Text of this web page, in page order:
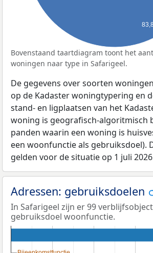
Bovenstaand taartdiagram toont het
woningen naar type in Safarigeel.
De gegevens over soorten
op de Kadaster woningtypering en
stand- en ligplaatsen van het
woning is geografisch-algoritmisch
panden waarin een woning is
een woonfunctie als gebruiksdoel).
gelden voor de situatie op 1 juli
Adressen: gebruiksdoelen
In Safarigeel zijn er 99
gebruiksdoel woonfunctie.